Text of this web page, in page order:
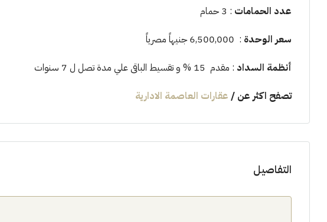
عدد الحمامات : 3 حمام
سعر الوحدة : 6,500,000 جنيهاً مصرياً
أنظمة السداد : مقدم 15 % و تقسيط الباقى علي مدة تصل ل 7 سنوات
تصفح اكثر عن / عقارات العاصمة الادارية
التفاصيل